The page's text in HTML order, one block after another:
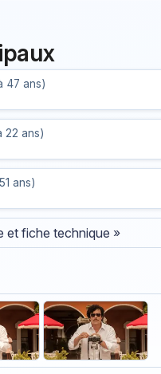
47 ans)
22 ans)
ans)
et fiche technique »